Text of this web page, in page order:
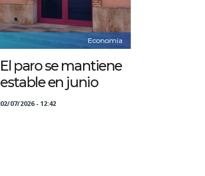
Economía
El paro se mantiene
estable en junio
02/07/2026 - 12:42